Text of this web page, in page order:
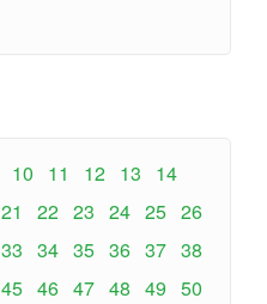
10 11 12 13
14
21 22 23 24 25 26
33 34 35 36 37 38
45 46 47 48 49 50